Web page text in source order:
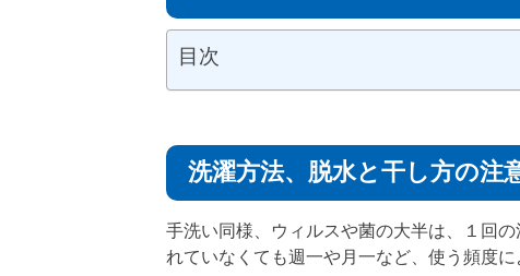
目次
洗濯方法、脱水と干し方の注
手洗い同様、ウィルスや菌の大半は、１回
れていなくても週一や月一など、使う頻度に